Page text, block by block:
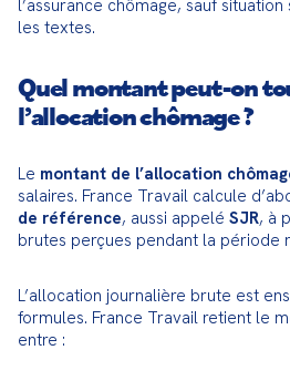
l’assurance chômage, sauf
les textes.
Quel montant peut-on
l’allocation chômage ?
Le montant de l’allocation
salaires. France Travail calcule
de référence, aussi appelé SJR, à
brutes perçues pendant la période
L’allocation journalière brute est
formules. France Travail retient le
entre :